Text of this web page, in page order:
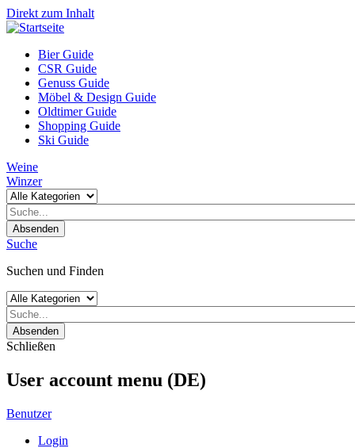
Direkt zum Inhalt
Bier Guide
CSR Guide
Genuss Guide
Möbel & Design Guide
Oldtimer Guide
Shopping Guide
Ski Guide
Weine
Winzer
Absenden
Suche
Suchen und Finden
Absenden
Schließen
User account menu (DE)
Benutzer
Login